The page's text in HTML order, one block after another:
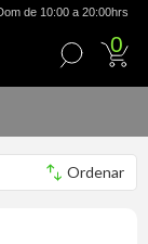
de 10:00 a 20:00hrs
0